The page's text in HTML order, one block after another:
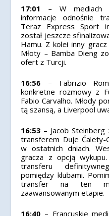
17:01
– W mediach
informacje odnośnie
Teraz Express Sport
został jeszcze
Hamu. Z kolei inny
Młoty – Bamba Dieng
ofert z Turcji.
16:56 – Fabrizio
konkretne rozmowy z
Fabio Carvalho. Młody
tą szansą, a Liverpool
16:53 – Jacob
transferem Duje Ćalety-
w ostatnich dniach.
gracza z opcją
transferu
pomiędzy klubami.
transfer na ten
zaawansowanym etapie.
16:40 – Francuskie